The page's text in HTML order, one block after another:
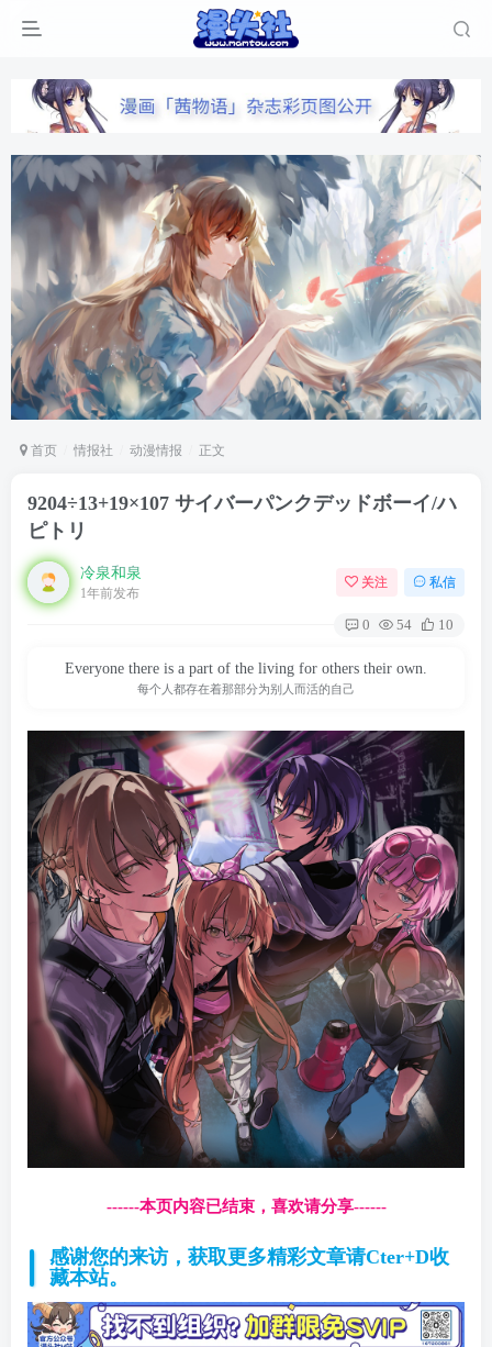
首页 情报社 动漫情报 正文
9204÷13+19×107 サイバーパンクデッドボーイ/ハ
ピトリ
冷泉和泉
1年前发布
关注 私信
0 54 10
Everyone there is a part of the living for others their own.
每个人都存在着那部分为别人而活的自己
------本页内容已结束，喜欢请分享------
感谢您的来访，获取更多精彩文章请Cter+D收
藏本站。